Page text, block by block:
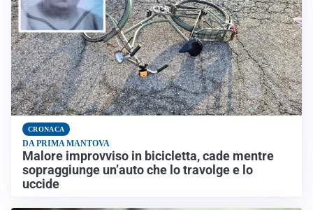
CRONACA
DA PRIMA MANTOVA
Malore improvviso in bicicletta, cade mentre
sopraggiunge un’auto che lo travolge e lo
uccide